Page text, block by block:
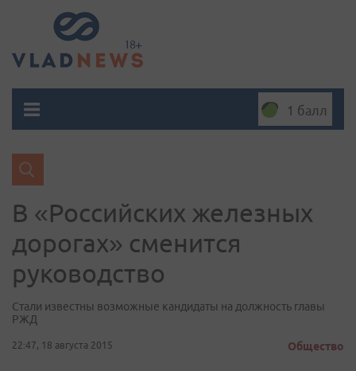
1 балл
В «Российских железных
дорогах» сменится
руководство
Стали известны возможные кандидаты на должность главы
РЖД
22:47, 18 августа 2015 Общество